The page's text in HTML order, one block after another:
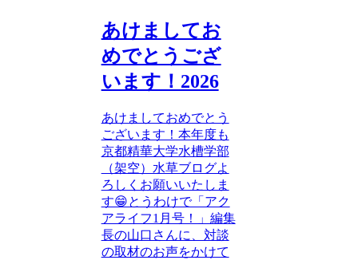
あけましてお
めでとうござ
います！2026
あけましておめでとう
ございます！本年度も
京都精華大学水槽学部
（架空）水草ブログよ
ろしくお願いいたしま
す😁とうわけで「アク
アライフ1月号！」編集
長の山口さんに、対談
の取材のお声をかけて